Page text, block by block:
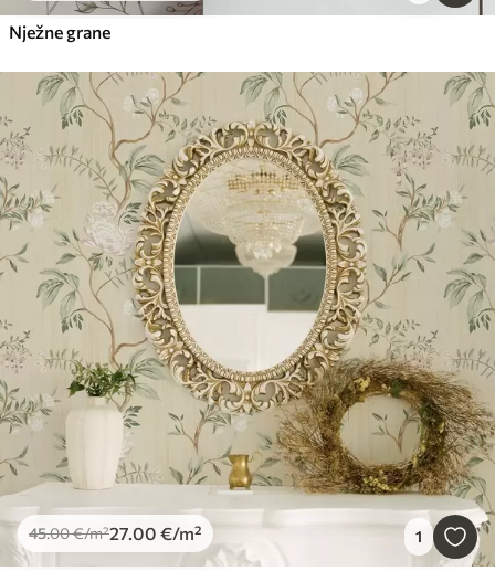
Nježne grane
45.00€/m²27.00 €/m² 1